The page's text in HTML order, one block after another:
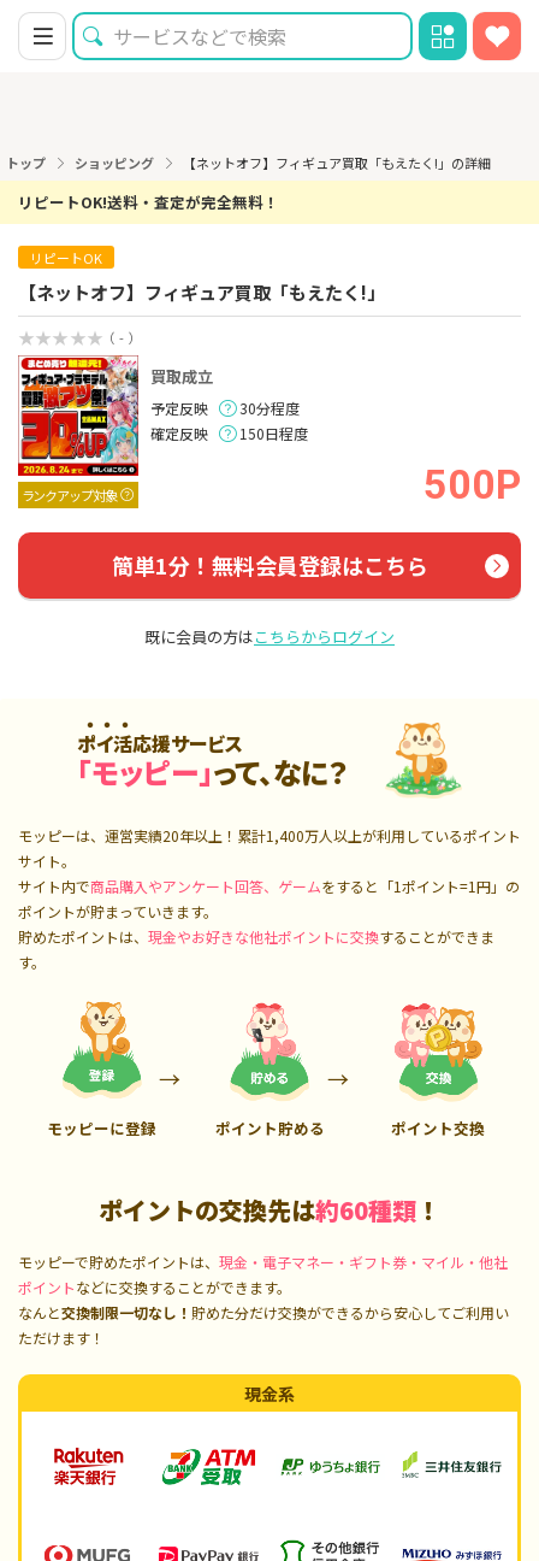
トップ ショッピング 【ネットオフ】フィギュア買取「もえたく!」の詳細
リピートOK!送料・査定が完全無料！
リピートOK
【ネットオフ】フィギュア買取「もえたく!」
（ - ）
ランクアップ対象
買取成立
予定反映
30分程度
確定反映
150日程度
500P
簡単1分！無料会員登録はこちら
既に会員の方はこちらからログイン
ポイ活応援サービス
「モッピー」って、なに？
モッピーは、運営実績20年以上！累計1,400万人以上が利用しているポイント
サイト。
サイト内で商品購入やアンケート回答、ゲームをすると「1ポイント=1円」の
ポイントが貯まっていきます。
貯めたポイントは、 現金やお好きな他社ポイントに交換することができま
す。
モッピーに登録 ポイント貯める ポイント交換
ポイントの交換先は約60種類 ！
モッピーで貯めたポイントは、 現金・電子マネー・ギフト券・マイル・他社
ポイントなどに交換することができます。
なんと交換制限一切なし！ 貯めた分だけ交換ができるから安心してご利用い
ただけます！
現金系